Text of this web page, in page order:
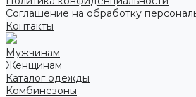
Соглашение на обработку
Контакты
Мужчинам
Женщинам
Каталог одежды
Комбинезоны